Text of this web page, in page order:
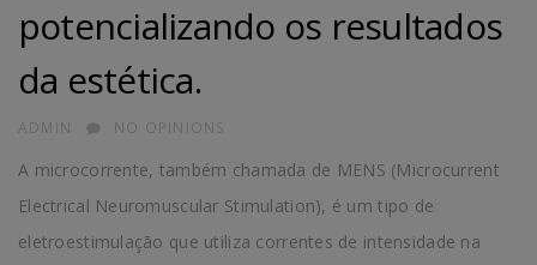
potencializando os resultados
da estética.
AUTHOR
ADMIN NO OPINIONS
A microcorrente, também chamada de MENS (Microcurrent
Electrical Neuromuscular Stimulation), é um tipo de
eletroestimulação que utiliza correntes de intensidade na